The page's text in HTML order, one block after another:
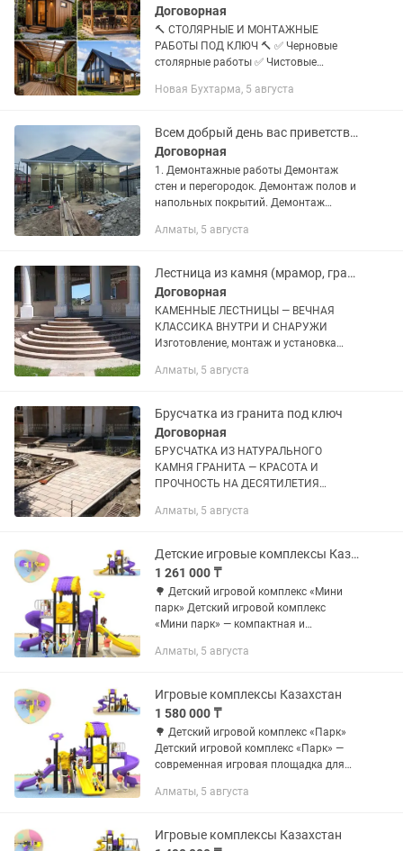
Договорная
🔨 СТОЛЯРНЫЕ И МОНТАЖНЫЕ
РАБОТЫ ПОД КЛЮЧ 🔨 ✅ Черновые
столярные работы ✅ Чистовые
строительство ✅ Изготовление и
Монтаж электрики ✅ Обшивка...
Новая Бухтарма, 5 августа
Всем добрый день вас приветствует команда профессиональных строителей
Договорная
1. Демонтажные работы Демонтаж
стен и перегородок. Демонтаж полов и
напольных покрытий. Демонтаж
Демонтаж сантехнического
Алматы, 5 августа
Лестница из камня (мрамор, гранит). Внутренняя и внешняя лестница для дома
Договорная
КАМЕННЫЕ ЛЕСТНИЦЫ — ВЕЧНАЯ
КЛАССИКА ВНУТРИ И СНАРУЖИ
Изготовление, монтаж и установка
всему миру от профессионалов с 20-
ваш...
Алматы, 5 августа
Брусчатка из гранита под ключ
Договорная
БРУСЧАТКА ИЗ НАТУРАЛЬНОГО
КАМНЯ ГРАНИТА — КРАСОТА И
ПРОЧНОСТЬ НА ДЕСЯТИЛЕТИЯ
всему миру от профессионалов с 20-
решение, которое...
Алматы, 5 августа
Детские игровые комплексы Казахстан
1 261 000 ₸
🌳 Детский игровой комплекс «Мини
парк» Детский игровой комплекс
«Мини парк» — компактная и
для детей от 3 до 12 лет. Идеально
жилых...
Алматы, 5 августа
Игровые комплексы Казахстан
1 580 000 ₸
🌳 Детский игровой комплекс «Парк»
Детский игровой комплекс «Парк» —
современная игровая площадка для
развития детей. Отлично подходит для
Алматы, 5 августа
Игровые комплексы Казахстан